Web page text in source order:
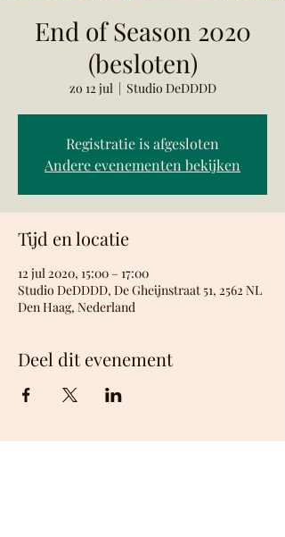
End of Season 2020
(besloten)
zo 12 jul
  |
Studio DeDDDD
Registratie is afgesloten
Andere evenementen bekijken
Tijd en locatie
12 jul 2020, 15:00 – 17:00
Studio DeDDDD, De Gheijnstraat 51, 2562 NL
Den Haag, Nederland
Deel dit evenement